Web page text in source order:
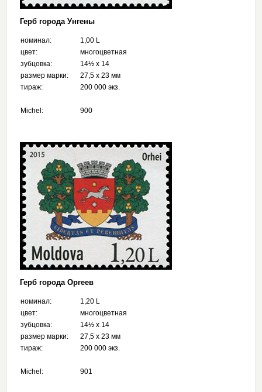
Герб города Унгены
номинал:
1,00 L
цвет:
многоцветная
зубцовка:
14½ х 14
размер марки:
27,5 x 23 мм
тираж:
200 000 экз.
Michel: 900
Герб города Оргеев
номинал:
1,20 L
цвет:
многоцветная
зубцовка:
14½ х 14
размер марки:
27,5 x 23 мм
тираж:
200 000 экз.
Michel: 901